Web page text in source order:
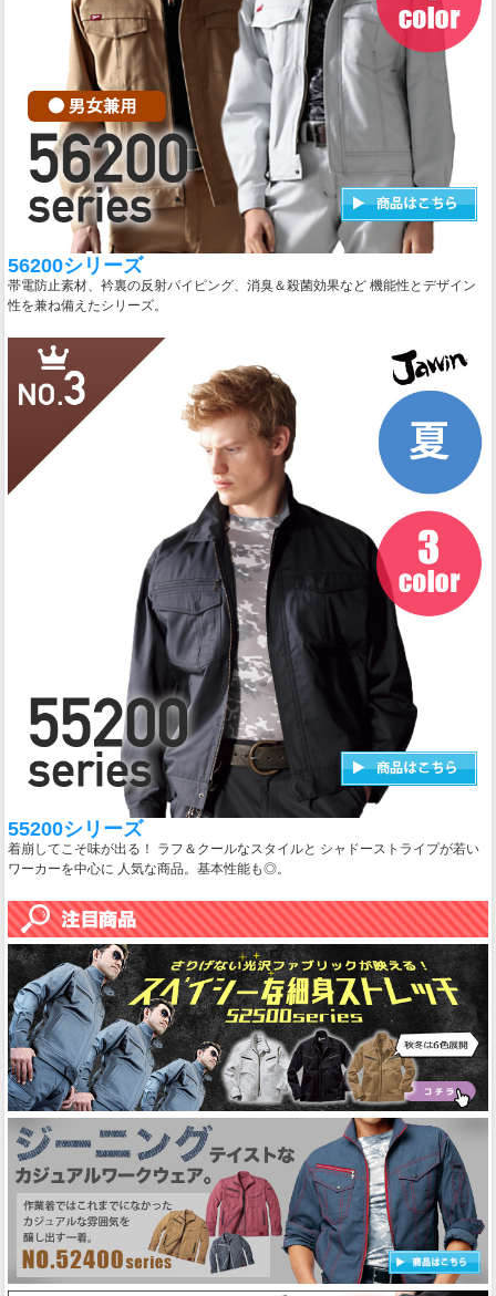
56200シリーズ
帯電防止素材、衿裏の反射パイピング、消臭＆殺菌効果など 機能性とデザイン
性を兼ね備えたシリーズ。
55200シリーズ
着崩してこそ味が出る！ ラフ＆クールなスタイルと シャドーストライプが若い
ワーカーを中心に 人気な商品。基本性能も◎。